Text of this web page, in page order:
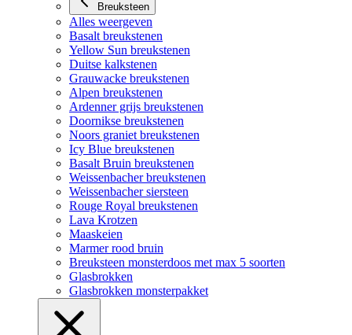
Breuksteen
Alles weergeven
Basalt breukstenen
Yellow Sun breukstenen
Duitse kalkstenen
Grauwacke breukstenen
Alpen breukstenen
Ardenner grijs breukstenen
Doornikse breukstenen
Noors graniet breukstenen
Icy Blue breukstenen
Basalt Bruin breukstenen
Weissenbacher breukstenen
Weissenbacher siersteen
Rouge Royal breukstenen
Lava Krotzen
Maaskeien
Marmer rood bruin
Breuksteen monsterdoos met max 5 soorten
Glasbrokken
Glasbrokken monsterpakket